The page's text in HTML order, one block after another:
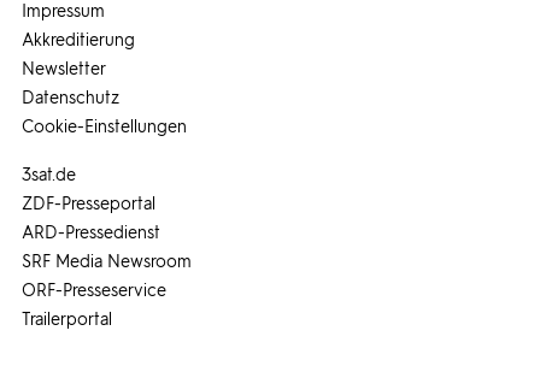
3sat.de
ZDF-Presseportal
ARD-Pressedienst
SRF Media Newsroom
ORF-Presseservice
Trailerportal
Impressum
Akkreditierung
Newsletter
Datenschutz
Cookie-Einstellungen